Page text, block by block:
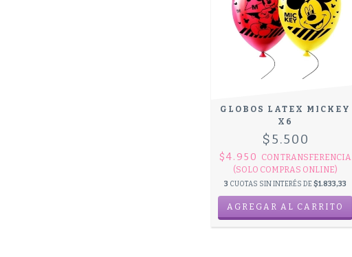
GLOBOS LATEX MICKEY
X6
$5.500
$4.950 CONTRANSFERENCIA
(SOLO COMPRAS ONLINE)
3 CUOTAS SIN INTERÉS DE$1.833,33